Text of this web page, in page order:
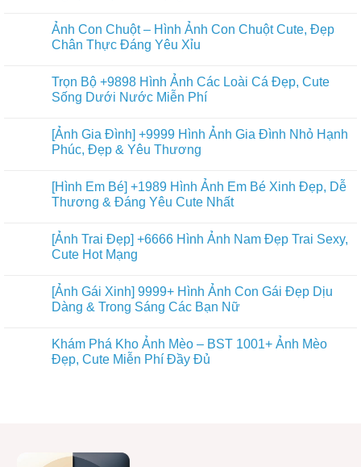
Ảnh Con Chuột – Hình Ảnh Con Chuột Cute, Đẹp
Chân Thực Đáng Yêu Xỉu
Trọn Bộ +9898 Hình Ảnh Các Loài Cá Đẹp, Cute
Sống Dưới Nước Miễn Phí
[Ảnh Gia Đình] +9999 Hình Ảnh Gia Đình Nhỏ Hạnh
Phúc, Đẹp & Yêu Thương
[Hình Em Bé] +1989 Hình Ảnh Em Bé Xinh Đẹp, Dễ
Thương & Đáng Yêu Cute Nhất
[Ảnh Trai Đẹp] +6666 Hình Ảnh Nam Đẹp Trai Sexy,
Cute Hot Mạng
[Ảnh Gái Xinh] 9999+ Hình Ảnh Con Gái Đẹp Dịu
Dàng & Trong Sáng Các Bạn Nữ
Khám Phá Kho Ảnh Mèo – BST 1001+ Ảnh Mèo
Đẹp, Cute Miễn Phí Đầy Đủ